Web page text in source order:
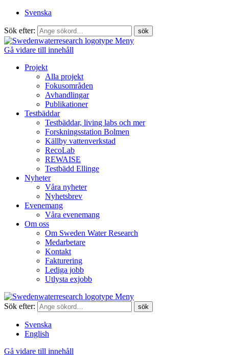
Svenska
Sök efter:
Meny
Gå vidare till innehåll
Projekt
Alla projekt
Fokusområden
Avhandlingar
Publikationer
Testbäddar
Testbäddar, living labs och mer
Forskningsstation Bolmen
Källby vattenverkstad
RecoLab
REWAISE
Testbädd Ellinge
Nyheter
Våra nyheter
Nyhetsbrev
Evenemang
Våra evenemang
Om oss
Om Sweden Water Research
Medarbetare
Kontakt
Fakturering
Lediga jobb
Utlysta exjobb
Meny
Sök efter:
Svenska
English
Gå vidare till innehåll